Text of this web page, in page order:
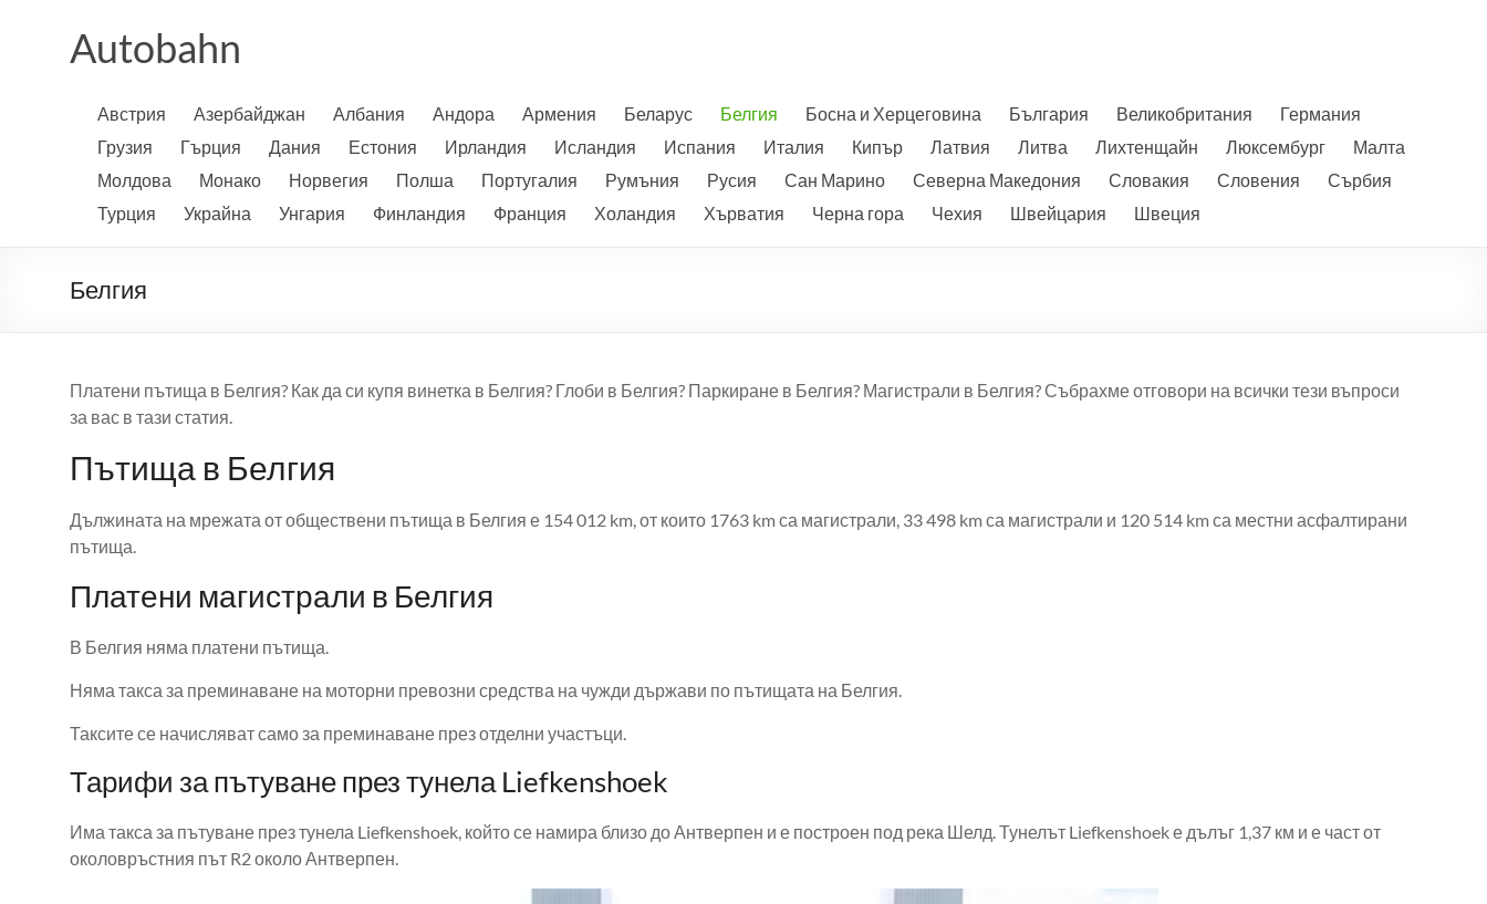
Autobahn
Австрия Азербайджан Албания Андора Армения Беларус Белгия Босна и Херцеговина България Великобритания
Германия
Грузия
Гърция Дания Естония Ирландия Исландия Испания Италия Кипър Латвия Литва Лихтенщайн Люксембург
Малта
Молдова
Монако Норвегия Полша Португалия Румъния Русия Сан Марино Северна Македония Словакия Словения
Сърбия
Турция
Украйна Унгария Финландия Франция Холандия Хърватия Черна гора Чехия Швейцария Швеция
Белгия
Платени пътища в Белгия? Как да си купя винетка в Белгия? Глоби в Белгия? Паркиране в Белгия? Магистрали в Белгия? Събрахме отговори на всички тези въпроси
за вас в тази статия.
Пътища в Белгия
Дължината на мрежата от обществени пътища в Белгия е 154 012 km, от които 1763 km са магистрали, 33 498 km са магистрали и 120 514 km са местни асфалтирани
пътища.
Платени магистрали в Белгия
В Белгия няма платени пътища.
Няма такса за преминаване на моторни превозни средства на чужди държави по пътищата на Белгия.
Таксите се начисляват само за преминаване през отделни участъци.
Тарифи за пътуване през тунела Liefkenshoek
Има такса за пътуване през тунела Liefkenshoek, който се намира близо до Антверпен и е построен под река Шелд. Тунелът Liefkenshoek е дълъг 1,37 км и е част от
околовръстния път R2 около Антверпен.